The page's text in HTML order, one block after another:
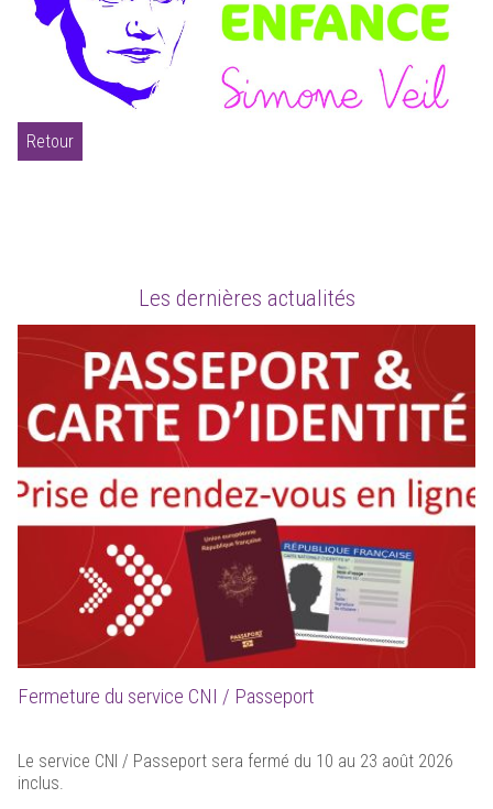
Retour
Les dernières actualités
Fermeture du service CNI / Passeport
Le service CNI / Passeport sera fermé du 10 au 23 août 2026
inclus.